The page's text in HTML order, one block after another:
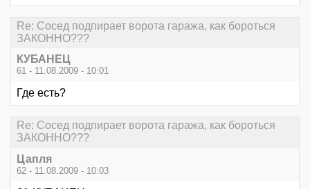
Re: Сосед подпирает ворота гаража, как бороться
ЗАКОННО???
КУБАНЕЦ
61 - 11.08.2009 - 10:01
Где есть?
Re: Сосед подпирает ворота гаража, как бороться
ЗАКОННО???
Цапля
62 - 11.08.2009 - 10:03